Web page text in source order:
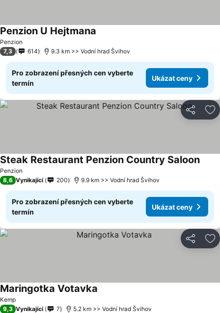
Penzion
Penzion U Hejtmana
7,3 614 9.3 km >> Vodní hrad Švihov
Pro zobrazení přesných cen vyberte
termín
Ukázat ceny
Sdílet
Penzion
Steak Restaurant Penzion Country Saloon
8,6 Vynikající 200 9.9 km >> Vodní hrad Švihov
Pro zobrazení přesných cen vyberte
termín
Ukázat ceny
Sdílet
Kemp
Maringotka Votavka
9,3 Vynikající 7 5.2 km >> Vodní hrad Švihov